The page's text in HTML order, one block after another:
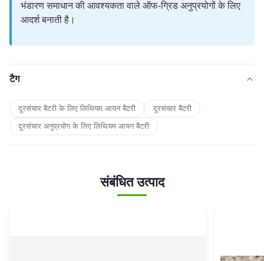
भंडारण समाधान की आवश्यकता वाले ऑफ-ग्रिड अनुप्रयोगों के लिए
आदर्श बनाती है।
टैग
दूरसंचार बैटरी के लिए लिथियम आयन बैटरी
दूरसंचार बैटरी
दूरसंचार अनुप्रयोग के लिए लिथियम आयन बैटरी
संबंधित उत्पाद